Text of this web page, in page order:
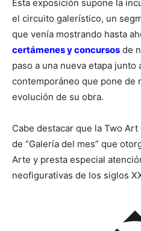
Esta exposición supone la
el circuito galerístico, un
que venía mostrando hasta
certámenes y concursos de
paso a una nueva etapa
contemporáneo que pone de
evolución de su obra.
Cabe destacar que la Two
de “Galería del mes” que
Arte y presta especial
neofigurativas de los siglos